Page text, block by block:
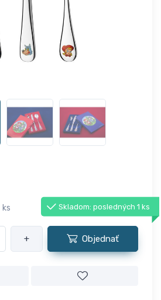
ks Skladom: posledných 1 ks
+ Objednať